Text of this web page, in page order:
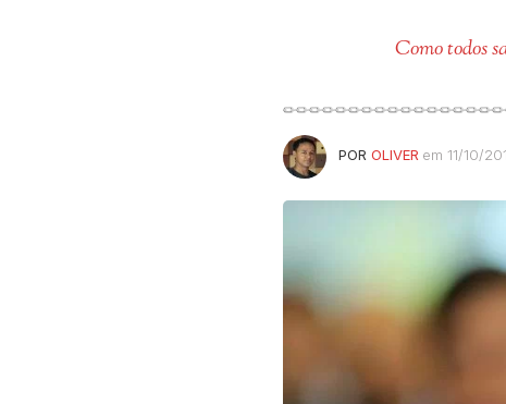
Como todos
POROLIVER em 11/10/